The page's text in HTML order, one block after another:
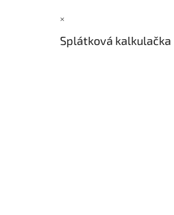
×
Splátková kalkulačka